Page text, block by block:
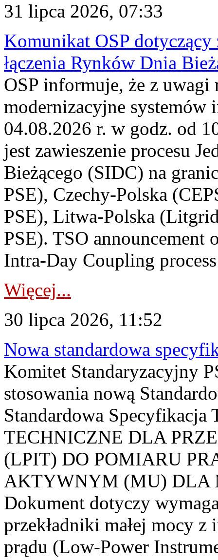
31 lipca 2026, 07:33
Komunikat OSP dotyczący
łączenia Rynków Dnia
OSP informuje, że z uwagi
modernizacyjne
04.08.2026 r. w godz. od
jest zawieszenie procesu
Bieżącego (SIDC) na
PSE), Czechy-Polska
PSE), Litwa-Polska
PSE). TSO announcement
Intra-Day Coupling
Więcej...
30 lipca 2026, 11:52
Nowa standardowa
Komitet Standaryzacyjny
stosowania nową
Standardowa
TECHNICZNE DLA
(LPIT) DO POMIARU
AKTYWNYM (MU) DLA
Dokument dotyczy
przekładniki małej mocy
prądu (Low-Power